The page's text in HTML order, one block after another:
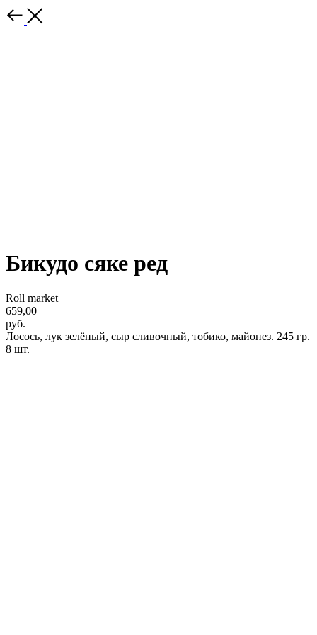
Бикудо сяке ред
Roll market
659,00
руб.
Лосось, лук зелёный, сыр сливочный, тобико, майонез. 245 гр.
8 шт.